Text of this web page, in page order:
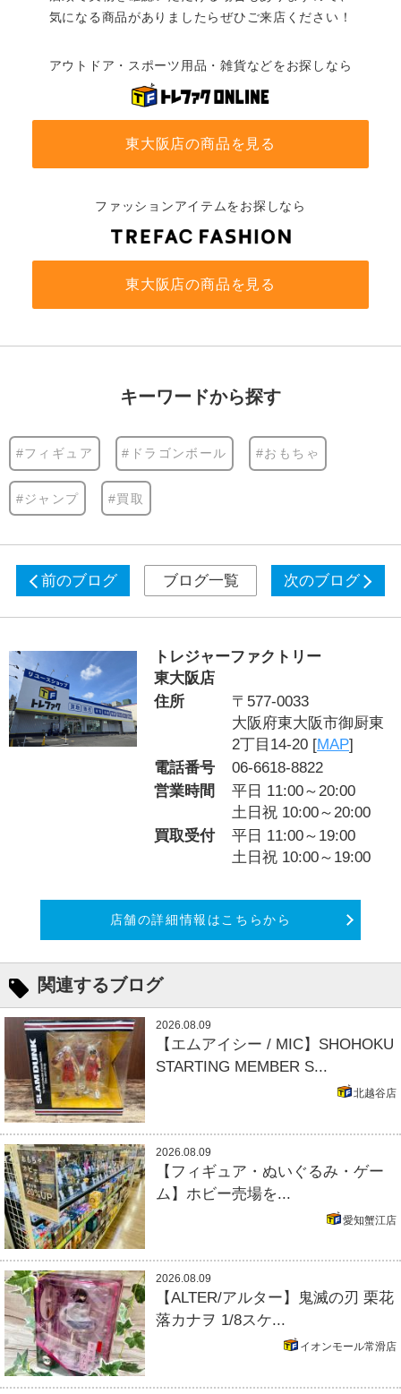
気になる商品がありましたらぜひご来店ください！
アウトドア・スポーツ用品・雑貨などをお探しなら
東大阪店の商品を見る
ファッションアイテムをお探しなら
東大阪店の商品を見る
キーワードから探す
#フィギュア #ドラゴンボール #おもちゃ
#ジャンプ #買取
前のブログ ブログ一覧 次のブログ
トレジャーファクトリー
東大阪店
住所
〒577-0033
大阪府東大阪市御厨東
2丁目14-20 [MAP]
電話番号
06-6618-8822
営業時間
平日 11:00～20:00
土日祝 10:00～20:00
買取受付
平日 11:00～19:00
土日祝 10:00～19:00
店舗の詳細情報はこちらから
関連するブログ
2026.08.09
【エムアイシー / MIC】SHOHOKU
STARTING MEMBER S...
北越谷店
2026.08.09
【フィギュア・ぬいぐるみ・ゲー
ム】ホビー売場を...
愛知蟹江店
2026.08.09
【ALTER/アルター】鬼滅の刃 栗花
落カナヲ 1/8スケ...
イオンモール常滑店